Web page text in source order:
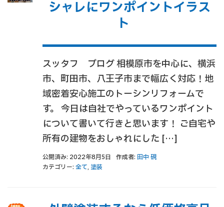
シャレにワンポイントイラス
ト
スッタフ ブログ 相模原市を中心に、横浜
市、町田市、八王子市まで幅広く対応！地
域密着安心施工のトーシンリフォームで
す。 今日は自社でやっているワンポイント
について書いて行きと思います！ ご自宅や
所有の建物をおしゃれにした […]
公開済み: 2022年8月5日 作成者: 田中 硯
カテゴリー: 全て, 塗装